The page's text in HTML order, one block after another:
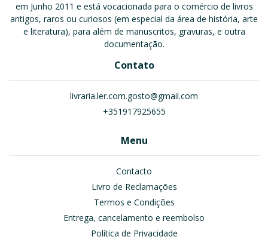
em Junho 2011 e está vocacionada para o comércio de livros
antigos, raros ou curiosos (em especial da área de história, arte
e literatura), para além de manuscritos, gravuras, e outra
documentação.
Contato
livraria.ler.com.gosto@gmail.com
+351917925655
Menu
Contacto
Livro de Reclamações
Termos e Condições
Entrega, cancelamento e reembolso
Política de Privacidade